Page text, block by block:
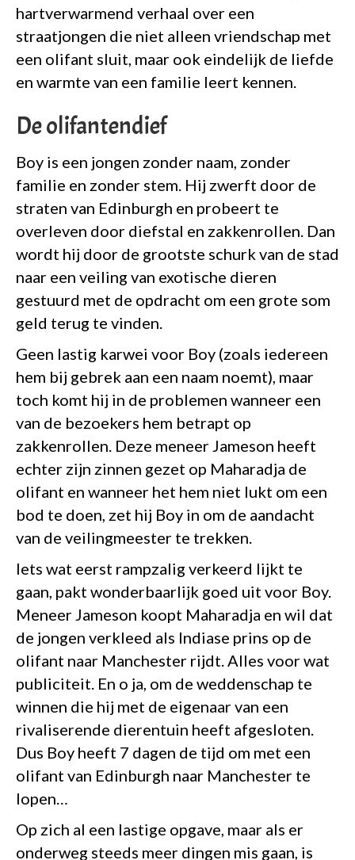
hartverwarmend verhaal over een
straatjongen die niet alleen vriendschap met
een olifant sluit, maar ook eindelijk de liefde
en warmte van een familie leert kennen.
De olifantendief
Boy is een jongen zonder naam, zonder
familie en zonder stem. Hij zwerft door de
straten van Edinburgh en probeert te
overleven door diefstal en zakkenrollen. Dan
wordt hij door de grootste schurk van de stad
naar een veiling van exotische dieren
gestuurd met de opdracht om een grote som
geld terug te vinden.
Geen lastig karwei voor Boy (zoals iedereen
hem bij gebrek aan een naam noemt), maar
toch komt hij in de problemen wanneer een
van de bezoekers hem betrapt op
zakkenrollen. Deze meneer Jameson heeft
echter zijn zinnen gezet op Maharadja de
olifant en wanneer het hem niet lukt om een
bod te doen, zet hij Boy in om de aandacht
van de veilingmeester te trekken.
Iets wat eerst rampzalig verkeerd lijkt te
gaan, pakt wonderbaarlijk goed uit voor Boy.
Meneer Jameson koopt Maharadja en wil dat
de jongen verkleed als Indiase prins op de
olifant naar Manchester rijdt. Alles voor wat
publiciteit. En o ja, om de weddenschap te
winnen die hij met de eigenaar van een
rivaliserende dierentuin heeft afgesloten.
Dus Boy heeft 7 dagen de tijd om met een
olifant van Edinburgh naar Manchester te
lopen…
Op zich al een lastige opgave, maar als er
onderweg steeds meer dingen mis gaan, is